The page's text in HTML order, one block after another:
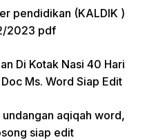
pendidikan (KALDIK )
2023 pdf
Di Kotak Nasi 40 Hari
Ms. Word Siap Edit
aqiqah word,
siap edit